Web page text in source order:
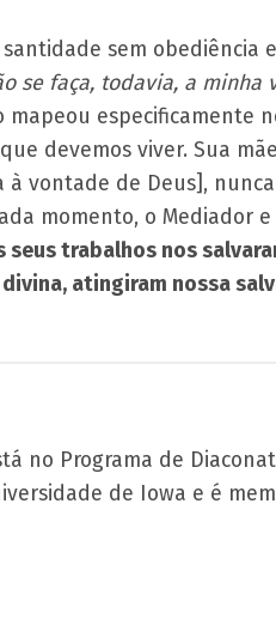
sem obediência
se faça, todavia, a minha
mapeou especificamente
devemos viver. Sua
à vontade de Deus],
momento, o Mediador
seus trabalhos nos
atingiram nossa
no Programa de
de Iowa e é